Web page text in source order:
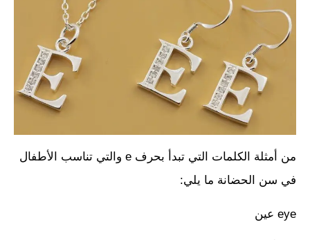
من أمثلة الكلمات التي تبدأ بحرف e والتي تناسب الأطفال
في سن الحضانة ما يلي:
eye عين